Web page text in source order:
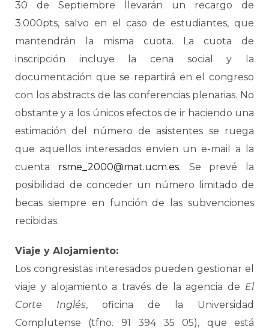
30 de Septiembre llevarán un recargo de
3.000pts, salvo en el caso de estudiantes, que
mantendrán la misma cuota. La cuota de
inscripción incluye la cena social y la
documentación que se repartirá en el congreso
con los abstracts de las conferencias plenarias. No
obstante y a los únicos efectos de ir haciendo una
estimación del número de asistentes se ruega
que aquellos interesados envien un e-mail a la
cuenta rsme_2000@mat.ucm.es. Se prevé la
posibilidad de conceder un número limitado de
becas siempre en función de las subvenciones
recibidas.
Viaje y Alojamiento:
Los congresistas interesados pueden gestionar el
viaje y alojamiento a través de la agencia de El
Corte Inglés, oficina de la Universidad
Complutense (tfno. 91 394 35 05), que está